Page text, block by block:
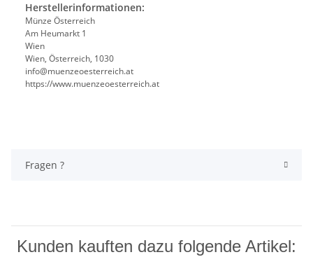
Herstellerinformationen:
Münze Österreich
Am Heumarkt 1
Wien
Wien, Österreich, 1030
info@muenzeoesterreich.at
https://www.muenzeoesterreich.at
Fragen ?
Kunden kauften dazu folgende Artikel: